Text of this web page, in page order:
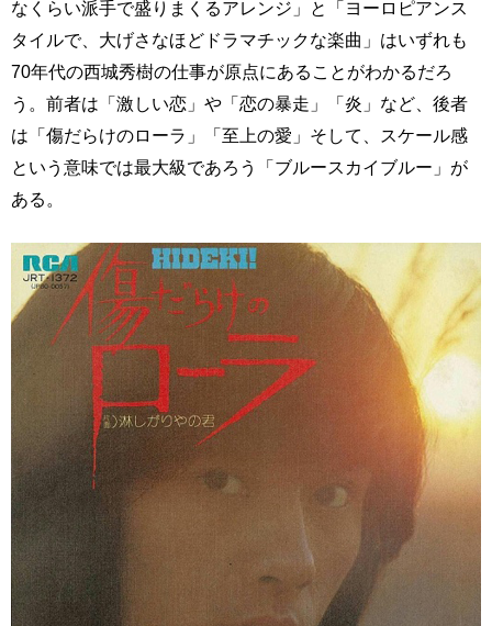
なくらい派手で盛りまくるアレンジ」と「ヨーロピアンス
タイルで、大げさなほどドラマチックな楽曲」はいずれも
70年代の西城秀樹の仕事が原点にあることがわかるだろ
う。前者は「激しい恋」や「恋の暴走」「炎」など、後者
は「傷だらけのローラ」「至上の愛」そして、スケール感
という意味では最大級であろう「ブルースカイブルー」が
ある。